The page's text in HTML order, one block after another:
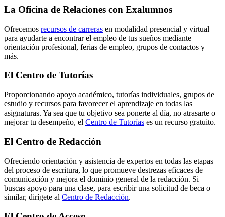
La Oficina de Relaciones con Exalumnos
Ofrecemos recursos de carreras en modalidad presencial y virtual
para ayudarte a encontrar el empleo de tus sueños mediante
orientación profesional, ferias de empleo, grupos de contactos y
más.
El Centro de Tutorías
Proporcionando apoyo académico, tutorías individuales, grupos de
estudio y recursos para favorecer el aprendizaje en todas las
asignaturas. Ya sea que tu objetivo sea ponerte al día, no atrasarte o
mejorar tu desempeño, el Centro de Tutorías es un recurso gratuito.
El Centro de Redacción
Ofreciendo orientación y asistencia de expertos en todas las etapas
del proceso de escritura, lo que promueve destrezas eficaces de
comunicación y mejora el dominio general de la redacción. Si
buscas apoyo para una clase, para escribir una solicitud de beca o
similar, dirígete al Centro de Redacción.